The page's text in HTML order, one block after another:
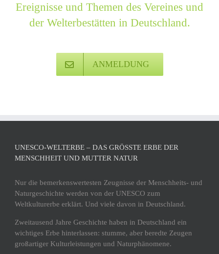
Ereignisse und Themen des Vereines und
der Welterbestätten in Deutschland.
ANMELDUNG
UNESCO-WELTERBE – DAS GRÖSSTE ERBE DER M
ENSCHHEIT UND MUTTER NATUR
Nur die bemerkenswertesten Zeugnisse der Menschheits- und
Naturgeschichte werden von der UNESCO zum
Weltkulturerbe erklärt. Und viele davon in Deutschland.
Zweitausend Jahre Geschichte haben in Deutschland ein
wichtiges Erbe hinterlassen: stumme, aber beredte Zeugen
großartiger Kulturleistungen und Naturphänomene.